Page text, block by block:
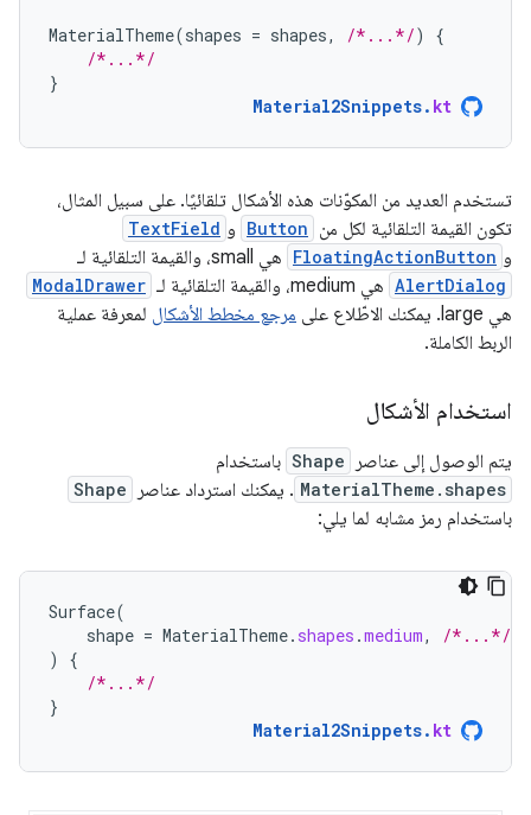
MaterialTheme(shapes = shapes, /*...*/)
{
/*...*/
}
Material2Snippets. kt
تستخدم العديد من المكوّنات هذه الأشكال تلقائيًا. على سبيل المثال،
تكون القيمة التلقائية لكل من Button و TextField
و FloatingActionButton هي small، والقيمة التلقائية لـ
AlertDialog هي medium، والقيمة التلقائية لـ ModalDrawer
هي large. يمكنك الاطّلاع على مرجع مخطط الأشكال لمعرفة عملية
الربط الكاملة.
استخدام الأشكال
يتم الوصول إلى عناصر Shape باستخدام
MaterialTheme.shapes . يمكنك استرداد عناصر Shape
باستخدام رمز مشابه لما يلي:
Surface(
shape = MaterialTheme. shapes .medium,
/*...*/
)
{
/*...*/
}
Material2Snippets. kt